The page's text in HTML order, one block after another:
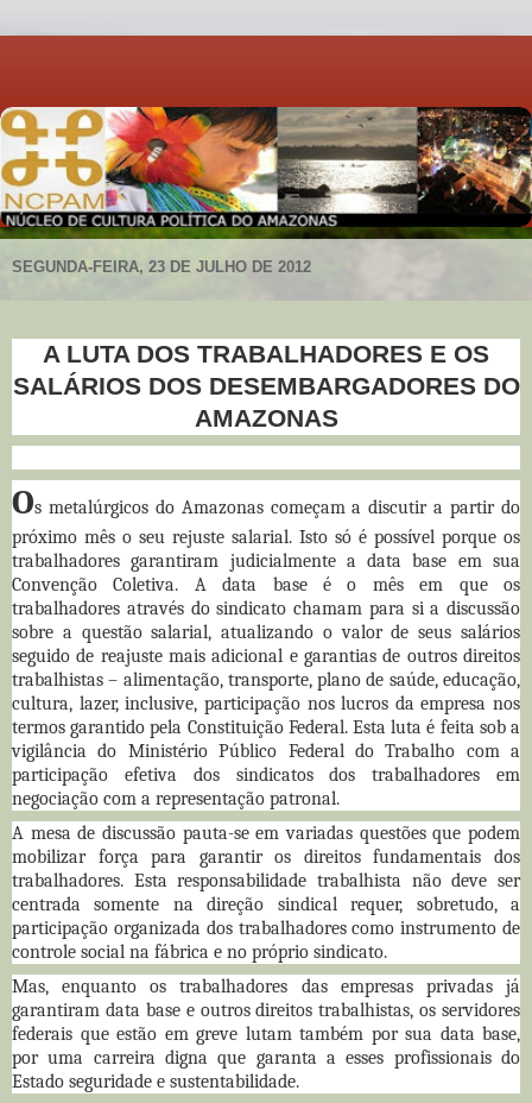
SEGUNDA-FEIRA, 23 DE JULHO DE 2012
A LUTA DOS TRABALHADORES E OS
SALÁRIOS DOS DESEMBARGADORES DO
AMAZONAS
Os metalúrgicos do Amazonas começam a discutir a partir do
próximo mês o seu rejuste salarial. Isto só é possível porque os
trabalhadores garantiram judicialmente a data base em sua
Convenção Coletiva. A data base é o mês em que os
trabalhadores através do sindicato chamam para si a discussão
sobre a questão salarial, atualizando o valor de seus salários
seguido de reajuste mais adicional e garantias de outros direitos
trabalhistas – alimentação, transporte, plano de saúde, educação,
cultura, lazer, inclusive, participação nos lucros da empresa nos
termos garantido pela Constituição Federal. Esta luta é feita sob a
vigilância do Ministério Público Federal do Trabalho com a
participação efetiva dos sindicatos dos trabalhadores em
negociação com a representação patronal.
A mesa de discussão pauta-se em variadas questões que podem
mobilizar força para garantir os direitos fundamentais dos
trabalhadores. Esta responsabilidade trabalhista não deve ser
centrada somente na direção sindical requer, sobretudo, a
participação organizada dos trabalhadores como instrumento de
controle social na fábrica e no próprio sindicato.
Mas, enquanto os trabalhadores das empresas privadas já
garantiram data base e outros direitos trabalhistas, os servidores
federais que estão em greve lutam também por sua data base,
por uma carreira digna que garanta a esses profissionais do
Estado seguridade e sustentabilidade.